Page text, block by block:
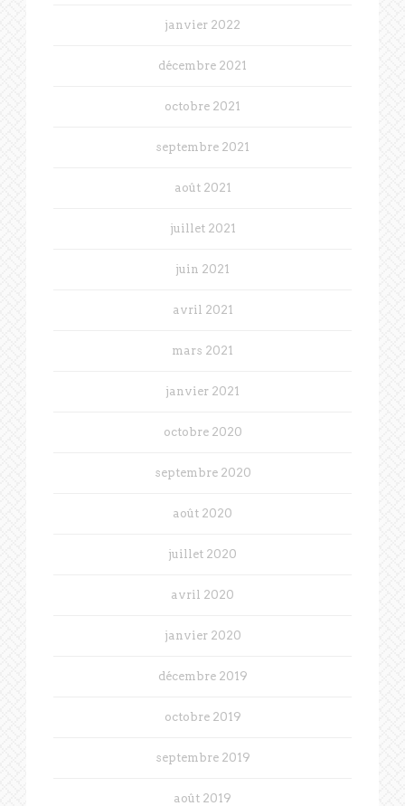
janvier 2022
décembre 2021
octobre 2021
septembre 2021
août 2021
juillet 2021
juin 2021
avril 2021
mars 2021
janvier 2021
octobre 2020
septembre 2020
août 2020
juillet 2020
avril 2020
janvier 2020
décembre 2019
octobre 2019
septembre 2019
août 2019